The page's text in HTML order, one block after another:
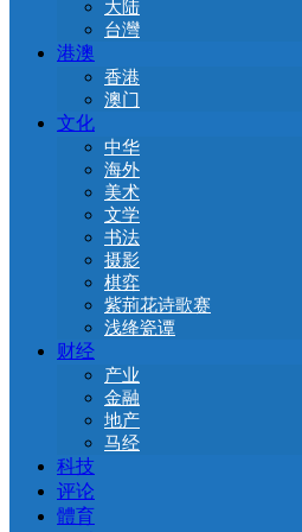
大陆
台灣
港澳
香港
澳门
文化
中华
海外
美术
文学
书法
摄影
棋弈
紫荊花诗歌赛
浅绛瓷谭
财经
产业
金融
地产
马经
科技
评论
體育